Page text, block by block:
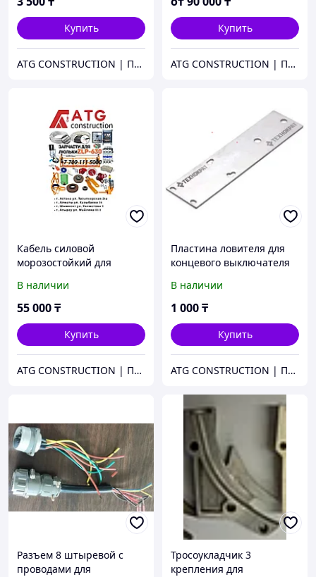
Купить
ATG CONSTRUCTION | Продажа и аренда строительного оборудования, газона, биотуалетов
Купить
ATG CONSTRUCTION | Продажа и аренда строительного оборудования, газона, биотуалетов
Кабель силовой
морозостойкий для
ZLP630 90 м
В наличии
55 000₸
Купить
ATG CONSTRUCTION | Продажа и аренда строительного оборудования, газона, биотуалетов
Пластина ловителя для
концевого выключателя
В наличии
1 000₸
Купить
ATG CONSTRUCTION | Продажа и аренда строительного оборудования, газона, биотуалетов
Разъем 8 штыревой с
проводами для
Тросоукладчик 3
крепления для